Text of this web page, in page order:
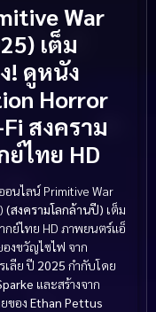
War
เต็ม
! ดูหนัง
Horror
สงคราม
ย์ไทย HD
อนไลน์ Primitive War
(สงครามโลกล้านปี) เต็ม
ากย์ไทย HD ภาพยนตร์แอ็
งขวัญไซไฟ จาก
เลีย ปี 2025 กำกับโดย
และสร้างจาก
ของ Ethan Pettus